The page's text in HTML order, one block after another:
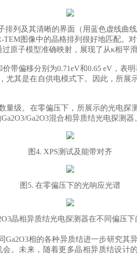
列及其清晰的界面（用蓝色虚线曲线
图像中的晶格排列很好地匹配。对
原子模型准确映射，展现了从κ相平
带偏移分别为0.71eV和0.65 eV，表
其是在自供电模式下。因此，所展
级。在零偏压下，所展示的光电
2O3/Ga2O3混合相异质结光电探测器
图4. XPS测试及能带对齐
图5. 在零偏压下的光响应光谱
O3晶相异质结光电探测器在不同偏压
Ga2O3相的各种异质结进一步研究其
。未来，随着更多晶相异质结设计